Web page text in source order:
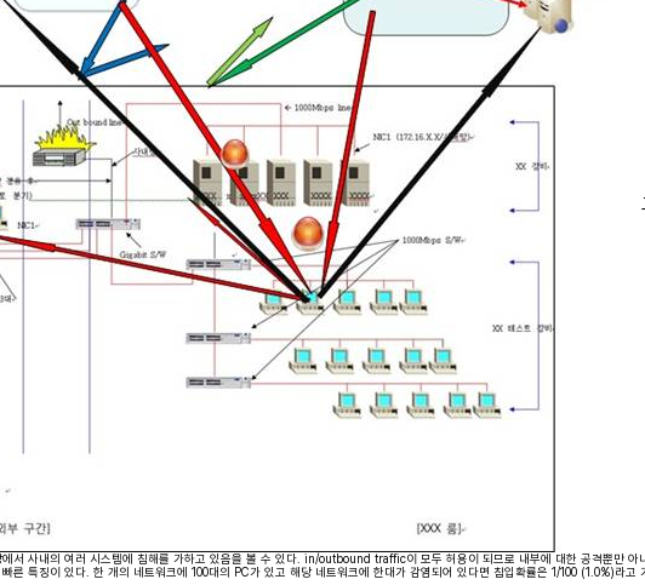
서 사내의 여러 시스템에 침해를 가하고 있음을 볼 수 있다. in/outbound traffic이 모두 허용이 되므로 내부에 대한 공격뿐만 아
른 특징이 있다. 한 개의 네트워크에 100대의 PC가 있고 해당 네트워크에 한대가 감염되어 있다면 침입확률은 1/100 (1.0%)라